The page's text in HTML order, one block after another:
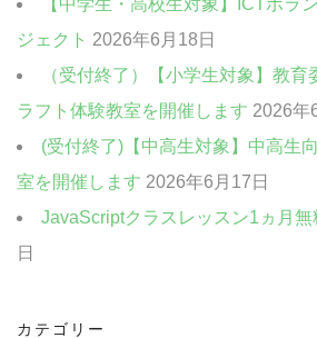
開
ま
す)
し
ウ
ィ
ン
ド
で
開
ま
す)
【中学生・高校生対象】ICTボラ
ジェクト 2026年6月18日
（受付終了）【小学生対象】教育
ラフト体験教室を開催します 2026年
(受付終了)【中高生対象】中高生
室を開催します 2026年6月17日
JavaScriptクラスレッスン1ヵ月無
日
カテゴリー